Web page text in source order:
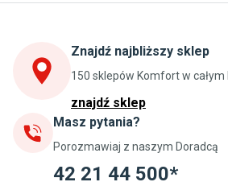
Stoły do kuchni
Szafki kuchenne wiszące (górne)
Szafki pod zlewozmywak
Blaty kuchenne laminowane
Jadalnia
Stoły do jadalni
Krzesła do jadalni
Znajdź najbliższy sklep
150 sklepów Komfort w całym
znajdź sklep
Masz pytania?
Porozmawiaj z naszym Doradcą
42 21 44 500*